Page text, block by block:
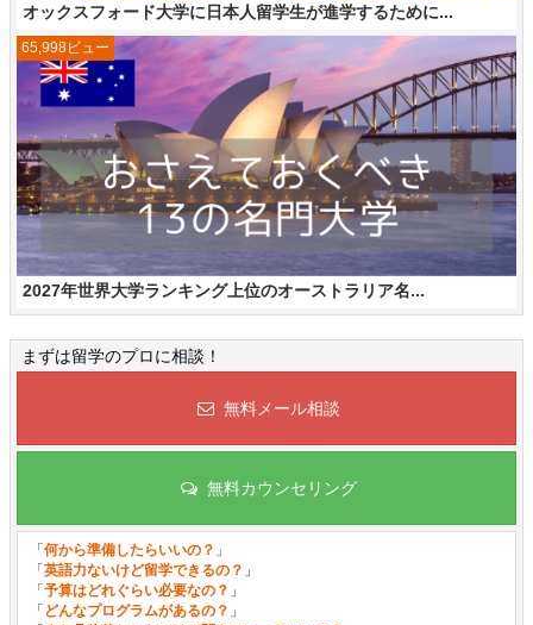
オックスフォード大学に日本人留学生が進学するために...
2027年世界大学ランキング上位のオーストラリア名...
65,998ビュー
まずは留学のプロに相談！
無料メール相談
無料カウンセリング
「 何から準備したらいいの？ 」
「 英語力ないけど留学できるの？ 」
「 予算はどれぐらい必要なの？ 」
「 どんなプログラムがあるの？ 」